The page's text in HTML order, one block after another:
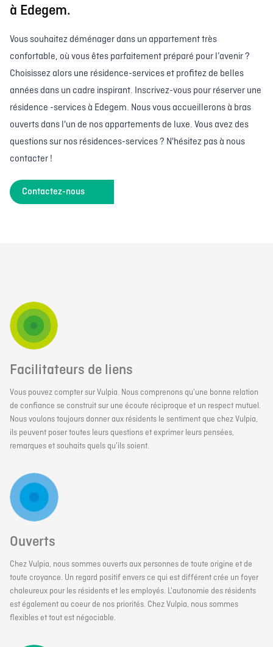
à Edegem.
Vous souhaitez déménager dans un appartement très
confortable, où vous êtes parfaitement préparé pour l’avenir ?
Choisissez alors une résidence-services et profitez de belles
années dans un cadre inspirant. Inscrivez-vous pour réserver une
résidence -services à Edegem. Nous vous accueillerons à bras
ouverts dans l'un de nos appartements de luxe. Vous avez des
questions sur nos résidences-services ? N'hésitez pas à nous
contacter !
Contactez-nous
Facilitateurs de liens
Vous pouvez compter sur Vulpia. Nous comprenons qu'une bonne relation
de confiance se construit sur une écoute réciproque et un respect mutuel.
Nous voulons toujours donner aux résidents le sentiment que chez Vulpia,
ils peuvent poser toutes leurs questions et exprimer leurs pensées,
remarques et souhaits quels qu'ils soient.
Ouverts
Chez Vulpia, nous sommes ouverts aux personnes de toute origine et de
toute croyance. Un regard positif envers ce qui est différent crée un foyer
chaleureux pour les résidents et les employés. L'autonomie des résidents
est également au coeur de nos priorités. Chez Vulpia, nous sommes
flexibles et tout est négociable.